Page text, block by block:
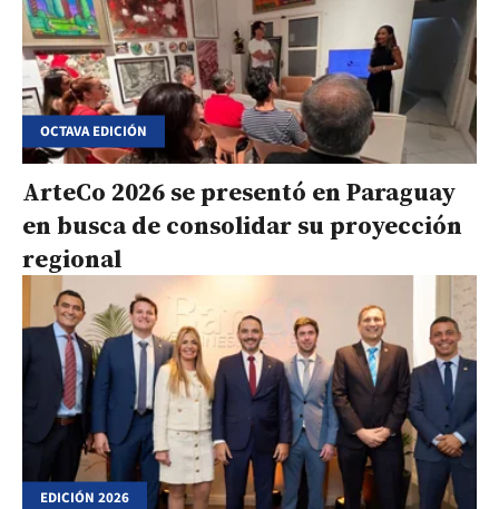
OCTAVA EDICIÓN
ArteCo 2026 se presentó en Paraguay
en busca de consolidar su proyección
regional
EDICIÓN 2026